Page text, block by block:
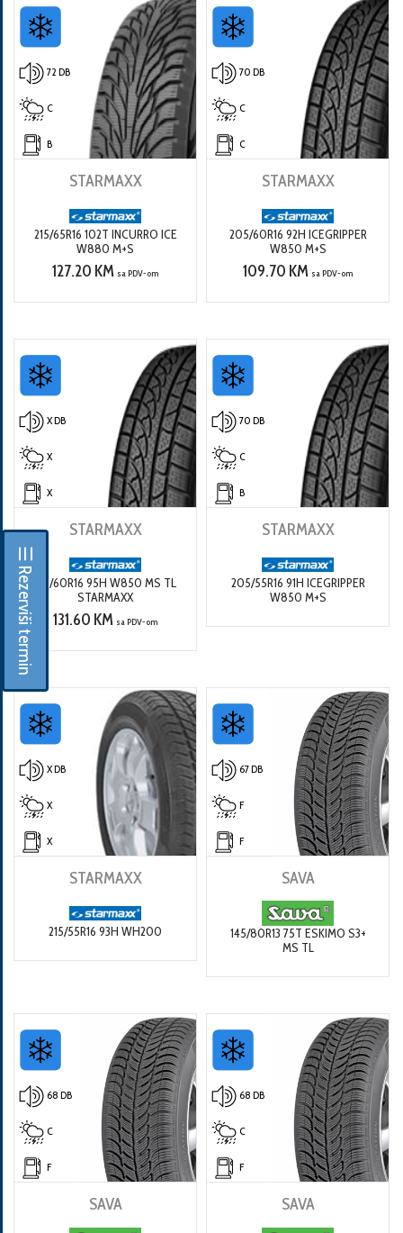
☰ Rezerviši termin
72 DB
C
B
STARMAXX
215/65R16 102T INCURRO ICE
W880 M+S
127.20 KM sa PDV-om
70 DB
C
C
STARMAXX
205/60R16 92H ICEGRIPPER
W850 M+S
109.70 KM sa PDV-om
X DB
X
X
STARMAXX
215/60R16 95H W850 MS TL
STARMAXX
131.60 KM sa PDV-om
70 DB
C
B
STARMAXX
205/55R16 91H ICEGRIPPER
W850 M+S
X DB
X
X
STARMAXX
215/55R16 93H WH200
67 DB
F
F
SAVA
145/80R13 75T ESKIMO S3+
MS TL
68 DB
C
F
SAVA
68 DB
C
F
SAVA